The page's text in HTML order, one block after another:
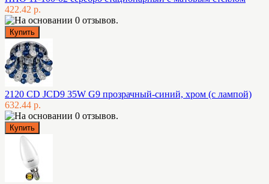
422.42 р.
2120 CD JCD9 35W G9 прозрачный-синий, хром (с лампой)
632.44 р.